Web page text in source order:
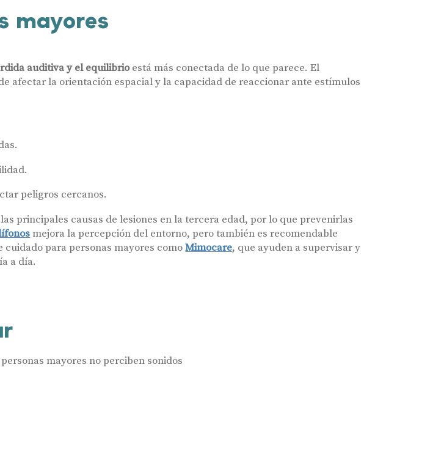
mayores
auditiva y el equilibrioestá más conectada de lo que parece. El
afectar la orientación espacial y la capacidad de reaccionar ante estímulos
peligros cercanos.
principales causas de lesiones en la tercera edad, por lo que prevenirlas
mejora la percepción del entorno, pero también es recomendable
cuidado para personas mayores comoMimocare, que ayuden a supervisar y
a día.
mayores no perciben sonidos